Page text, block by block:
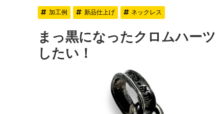
加工例 新品仕上げ ネックレス
まっ黒になったクロムハー
したい！